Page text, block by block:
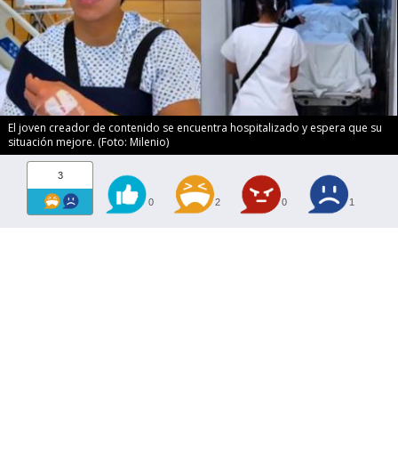
El joven creador de contenido se encuentra hospitalizado y espera que su
situación mejore. (Foto: Milenio)
3
0 2 0 1